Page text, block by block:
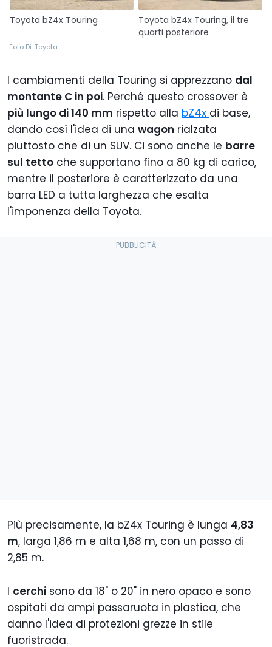
Toyota bZ4x Touring
Toyota bZ4x Touring, il tre
quarti posteriore
Foto Di: Toyota
I cambiamenti della Touring si apprezzano dal
montante C in poi. Perché questo crossover è
più lungo di 140 mm rispetto alla bZ4x di base,
dando così l'idea di una wagon rialzata
piuttosto che di un SUV. Ci sono anche le barre
sul tetto che supportano fino a 80 kg di carico,
mentre il posteriore è caratterizzato da una
barra LED a tutta larghezza che esalta
l'imponenza della Toyota.
Più precisamente, la bZ4x Touring è lunga 4,83
m, larga 1,86 m e alta 1,68 m, con un passo di
2,85 m.
I cerchi sono da 18" o 20" in nero opaco e sono
ospitati da ampi passaruota in plastica, che
danno l'idea di protezioni grezze in stile
fuoristrada.